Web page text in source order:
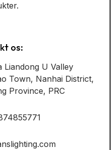
os:
Liandong U Valley
Town, Nanhai District,
Province, PRC